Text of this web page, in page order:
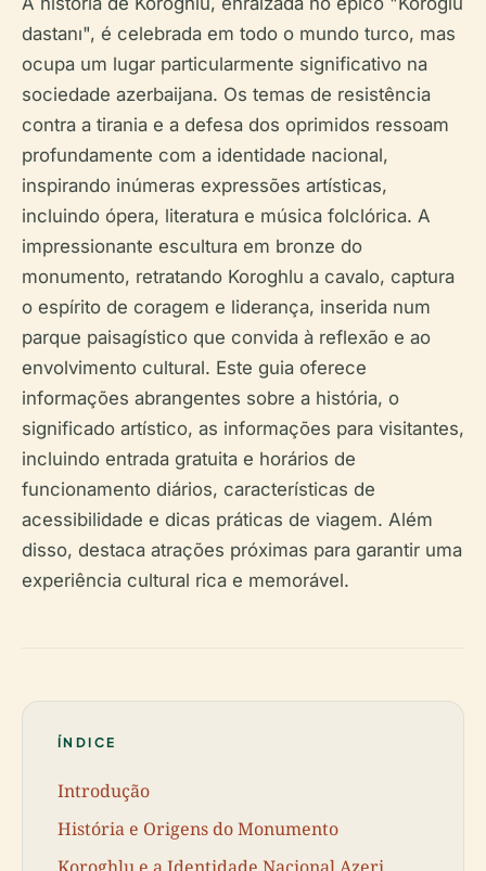
dastanı", é celebrada em todo o mundo turco, mas
ocupa um lugar particularmente significativo na
sociedade azerbaijana. Os temas de resistência
contra a tirania e a defesa dos oprimidos ressoam
profundamente com a identidade nacional,
inspirando inúmeras expressões artísticas,
incluindo ópera, literatura e música folclórica. A
impressionante escultura em bronze do
monumento, retratando Koroghlu a cavalo, captura
o espírito de coragem e liderança, inserida num
parque paisagístico que convida à reflexão e ao
envolvimento cultural. Este guia oferece
informações abrangentes sobre a história, o
significado artístico, as informações para visitantes,
incluindo entrada gratuita e horários de
funcionamento diários, características de
acessibilidade e dicas práticas de viagem. Além
disso, destaca atrações próximas para garantir uma
experiência cultural rica e memorável.
ÍNDICE
Introdução
História e Origens do Monumento